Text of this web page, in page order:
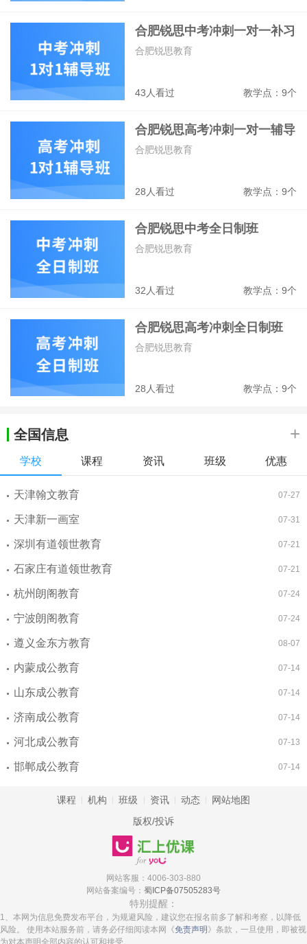
合肥锐思中考冲刺一对一补习
班
43人看过 教学点：9个
合肥锐思教育
合肥锐思高考冲刺一对一辅导
班
28人看过 教学点：9个
合肥锐思教育
合肥锐思中考全日制班
32人看过 教学点：9个
合肥锐思教育
合肥锐思高考冲刺全日制班
28人看过 教学点：9个
合肥锐思教育
全国信息 +
学校 课程 资讯 班级 优惠
天津翰文教育 07-27
天津新一画室 07-31
深圳有道领世教育 07-21
石家庄有道领世教育 07-21
杭州朗阁教育 07-24
宁波朗阁教育 07-24
遵义金东方教育 08-07
内蒙成公教育 07-14
山东成公教育 07-14
济南成公教育 07-14
河北成公教育 07-13
邯郸成公教育 07-14
课程 机构 班级 资讯 动态
网站地图
版权/投诉
网站客服：4006-303-880
网站备案编号： 蜀ICP备07505283号
特别提醒：
1、本网为信息免费发布平台，为规避风险，建议您在报名前多了解和考察，以降低
风险。 使用本站服务前，请务必仔细阅读本网《免责声明》条款，一旦使用，即被视
为对本声明全部内容的认可和接受。